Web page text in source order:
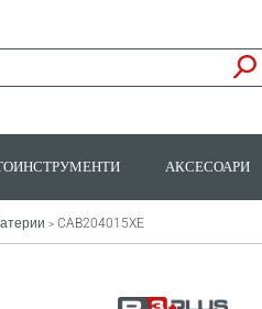
АКСЕСОАРИ
> CAB204015XE